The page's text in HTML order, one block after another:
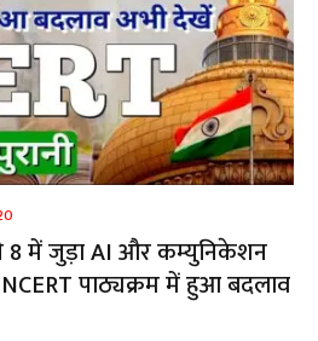
8 में जुड़ा AI और कम्युनिकेशन
पाठ्यक्रम में हुआ बदलाव